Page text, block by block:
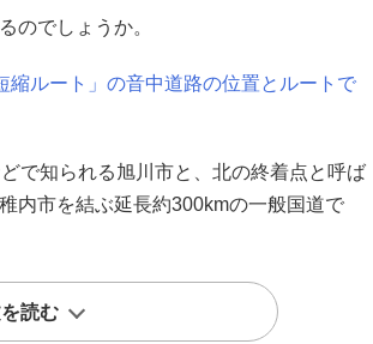
のでしょうか。
縮ルート」の音中道路の位置とルートで
で知られる旭川市と、北の終着点と呼ば
内市を結ぶ延長約300kmの一般国道で
読む